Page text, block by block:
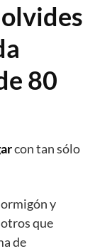
80
con tan sólo
y
que
de